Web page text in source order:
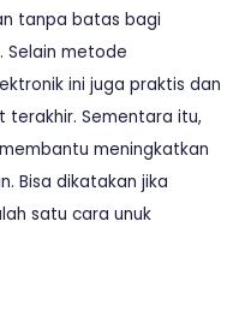
tanpa batas bagi
Selain metode
ini juga praktis dan
terakhir. Sementara itu,
meningkatkan
Bisa dikatakan jika
satu cara unuk